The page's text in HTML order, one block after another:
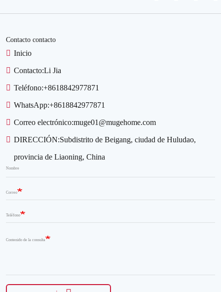
Contacto contacto
Inicio
Contacto:Li Jia
Teléfono:+8618842977871
WhatsApp:+8618842977871
Correo electrónico:muge01@mugehome.com
DIRECCIÓN:Subdistrito de Beigang, ciudad de Huludao,
provincia de Liaoning, China
Nombre
Correo
Teléfono
Contenido de la consulta